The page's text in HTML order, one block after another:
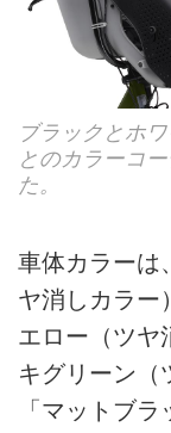
ブラックとホ
とのカラーコ
た。
車体カラーは
ヤ消しカラー
エロー（ツヤ
キグリーン（
「マットブ